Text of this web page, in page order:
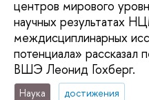
центров мирового
научных результатах
междисциплинарных
потенциала»
ВШЭ Леонид Гохберг.
Наука
достижения